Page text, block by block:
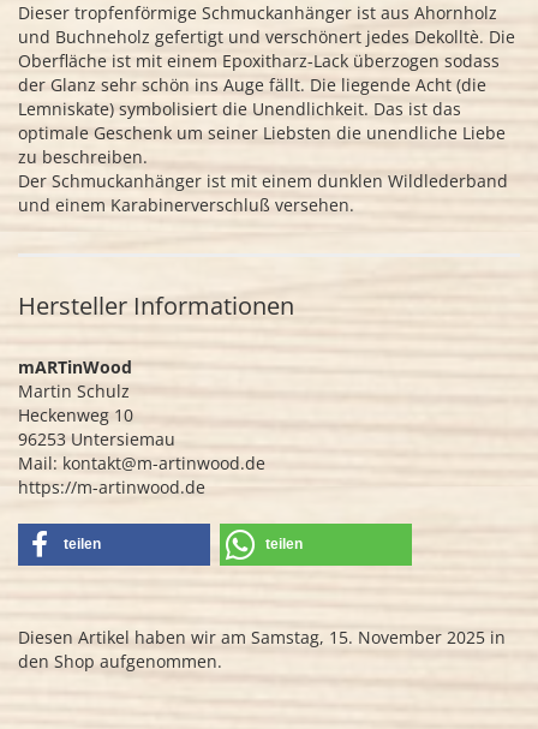
Dieser tropfenförmige Schmuckanhänger ist aus Ahornholz
und Buchneholz gefertigt und verschönert jedes Dekolltè. Die
Oberfläche ist mit einem Epoxitharz-Lack überzogen sodass
der Glanz sehr schön ins Auge fällt. Die liegende Acht (die
Lemniskate) symbolisiert die Unendlichkeit. Das ist das
optimale Geschenk um seiner Liebsten die unendliche Liebe
zu beschreiben.
Der Schmuckanhänger ist mit einem dunklen Wildlederband
und einem Karabinerverschluß versehen.
Hersteller Informationen
mARTinWood
Martin Schulz
Heckenweg 10
96253 Untersiemau
Mail: kontakt@m-artinwood.de
https://m-artinwood.de
teilen teilen
Diesen Artikel haben wir am Samstag, 15. November 2025 in
den Shop aufgenommen.